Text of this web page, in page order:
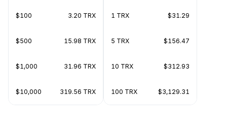
$100 3.20 TRX
$500 15.98 TRX
$1,000 31.96 TRX
$10,000 319.56 TRX
1 TRX $31.29
5 TRX $156.47
10 TRX $312.93
100 TRX $3,129.31